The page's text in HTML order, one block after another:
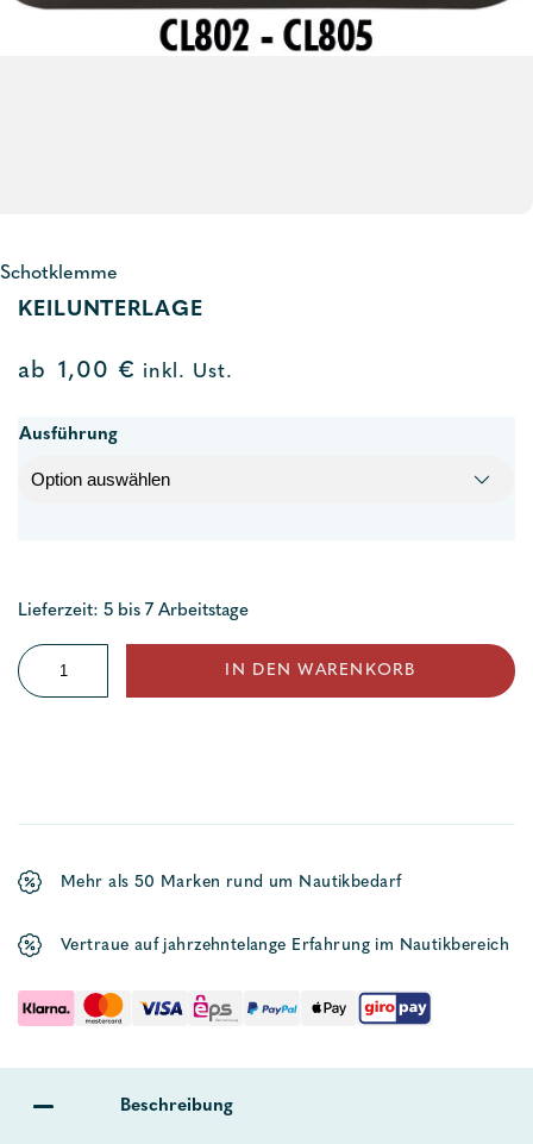
Schotklemme
KEILUNTERLAGE
ab 1,00 € inkl. Ust.
Ausführung
Lieferzeit: 5 bis 7 Arbeitstage
Keilunterlage
Menge
IN DEN WARENKORB
Mehr als 50 Marken rund um Nautikbedarf
Vertraue auf jahrzehntelange Erfahrung im Nautikbereich
Beschreibung